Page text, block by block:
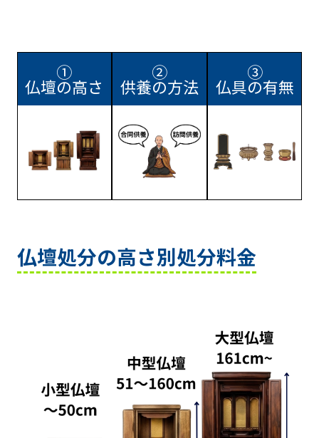
①
仏壇の高さ
②
供養の方法
③
仏具の有無
仏壇処分の高さ別処分料金